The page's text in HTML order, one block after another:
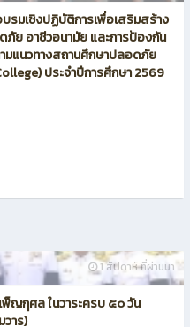
2 วัน ที่ผ่านมา